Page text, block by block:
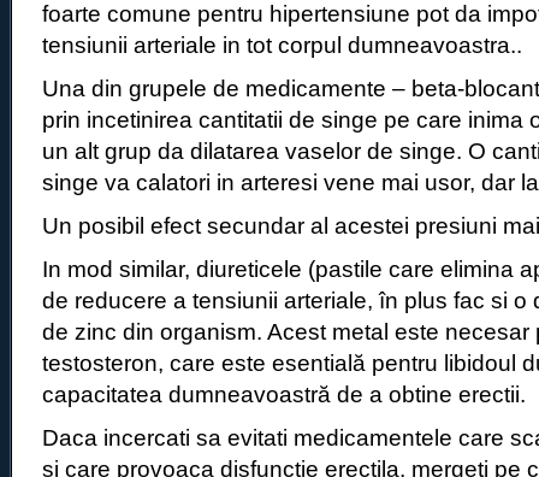
foarte comune pentru hipertensiune pot da
tensiunii arteriale in tot corpul dumneavoastra..
Una din grupele de medicamente – beta-
prin incetinirea cantitatii de singe pe care inima
un alt grup da dilatarea vaselor de singe. O
singe va calatori in arteresi vene mai usor, dar
Un posibil efect secundar al acestei presiuni
In mod similar, diureticele (pastile care elimina
de reducere a tensiunii arteriale, în plus fac si o
de zinc din organism. Acest metal este necesar
testosteron, care este esentială pentru libidoul
capacitatea dumneavoastră de a obtine erectii.
Daca incercati sa evitati medicamentele care
si care provoaca disfunctie erectila, mergeti pe